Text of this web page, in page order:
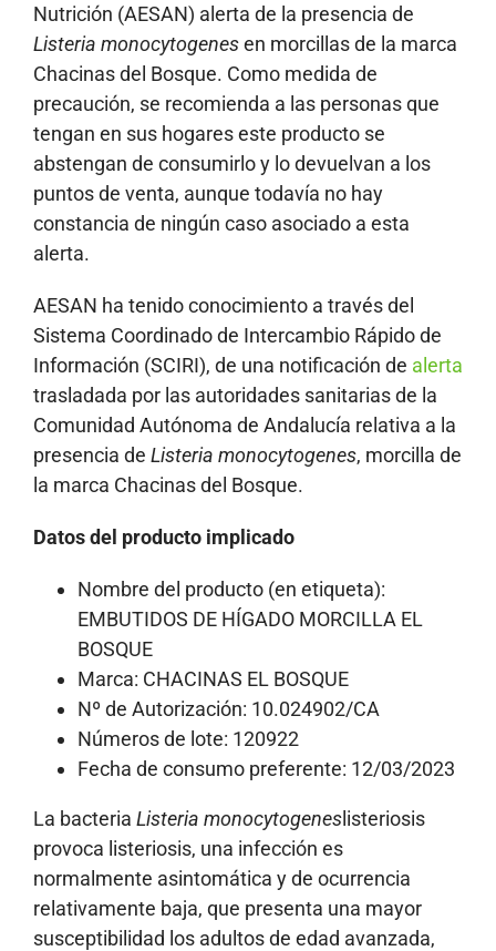
Nutrición (AESAN) alerta de la presencia de
Listeria monocytogenesen morcillas de la marca
Chacinas del Bosque. Como medida de
precaución, se recomienda a las personas que
tengan en sus hogares este producto se
abstengan de consumirlo y lo devuelvan a los
puntos de venta, aunque todavía no hay
constancia de ningún caso asociado a esta
alerta.
AESAN ha tenido conocimiento a través del
Sistema Coordinado de Intercambio Rápido de
Información (SCIRI), de una notificación de alerta
trasladada por las autoridades sanitarias de la
Comunidad Autónoma de Andalucía relativa a la
presencia de Listeria monocytogenes, morcilla de
la marca Chacinas del Bosque.
Datos del producto implicado
Nombre del producto (en etiqueta):
EMBUTIDOS DE HÍGADO MORCILLA EL
BOSQUE
Marca: CHACINAS EL BOSQUE
Nº de Autorización: 10.024902/CA
Números de lote: 120922
Fecha de consumo preferente: 12/03/2023
La bacteria Listeria monocytogeneslisteriosis
provoca listeriosis, una infección es
normalmente asintomática y de ocurrencia
relativamente baja, que presenta una mayor
susceptibilidad los adultos de edad avanzada,